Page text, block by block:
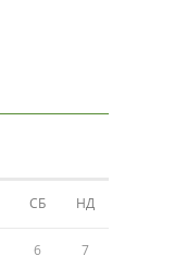
СБ НД
6 7